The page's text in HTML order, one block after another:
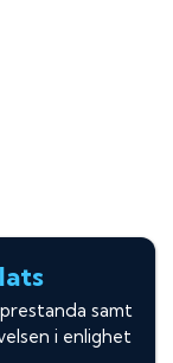
samt
i enlighet